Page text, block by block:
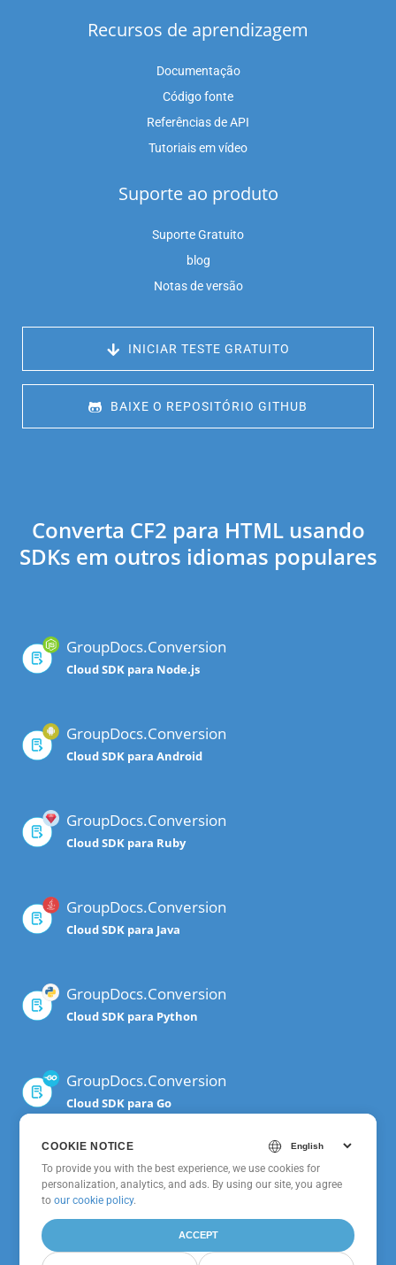
Recursos de aprendizagem
Documentação
Código fonte
Referências de API
Tutoriais em vídeo
Suporte ao produto
Suporte Gratuito
blog
Notas de versão
INICIAR TESTE GRATUITO
BAIXE O REPOSITÓRIO GITHUB
Converta CF2 para HTML usando
SDKs em outros idiomas populares
GroupDocs.Conversion
Cloud SDK para Node.js
GroupDocs.Conversion
Cloud SDK para Android
GroupDocs.Conversion
Cloud SDK para Ruby
GroupDocs.Conversion
Cloud SDK para Java
GroupDocs.Conversion
Cloud SDK para Python
GroupDocs.Conversion
Cloud SDK para Go
GroupDocs.Conversion
Cloud para cURL
GroupDocs.Conversion
COOKIE NOTICE
To provide you with the best experience, we use cookies for
personalization, analytics, and ads. By using our site, you agree
toour cookie policy.
ACCEPT